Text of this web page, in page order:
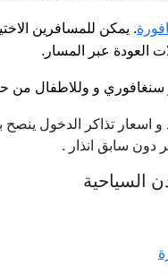
. يمكن للمسافرين
العودة عبر المسار.
تذاكر الدخول ينصح
دون سابق انذار .
السياحية